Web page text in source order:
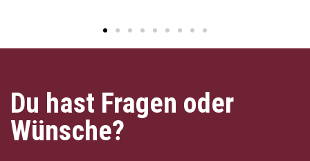
Du hast Fragen oder
Wünsche?